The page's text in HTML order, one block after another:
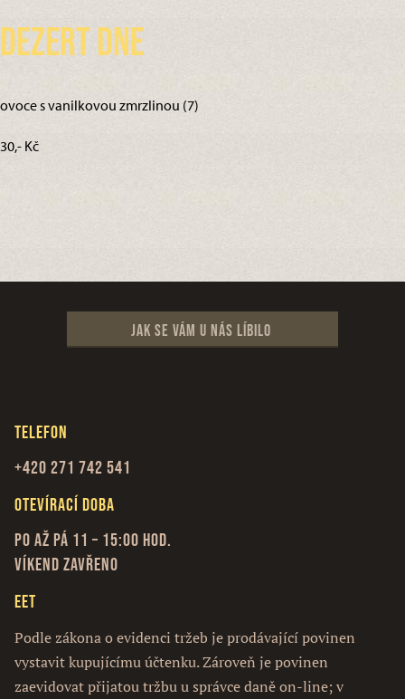
Dezert dne
ovoce s vanilkovou zmrzlinou (7)
30,- Kč
Jak se vám u nás líbilo
Telefon
+420 271 742 541
Otevírací doba
Po až Pá 11 – 15:00 hod.
Víkend zavřeno
EET
Podle zákona o evidenci tržeb je prodávající povinen
vystavit kupujícímu účtenku. Zároveň je povinen
zaevidovat přijatou tržbu u správce daně on-line; v